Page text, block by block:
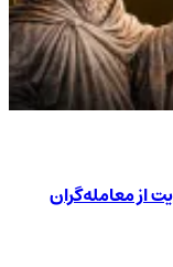
از معامله‌گران